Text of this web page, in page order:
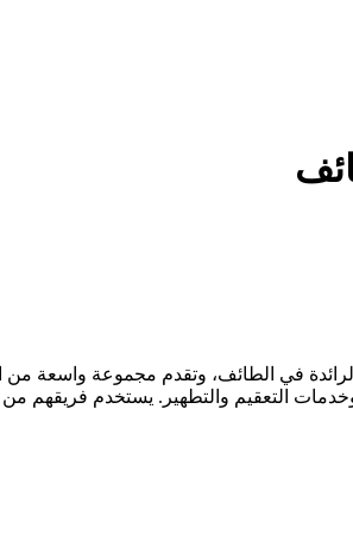
في الطائف، وتقدم مجموعة واسعة من
التعقيم والتطهير. يستخدم فريقهم من